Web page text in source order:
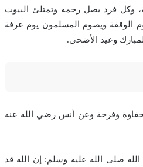
وكل فرد يصل رحمه وتمتلئ البيوت
الوقفة ويصوم المسلمون يوم عرفة
وعيد الأضحى.
بحفاوة وفرحة وعن أنس رضي الله عنه
صلى الله عليه وسلم: إن الله قد